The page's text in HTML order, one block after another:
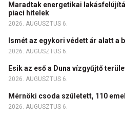
Maradtak energetikai
piaci hitelek
2026. AUGUSZTUS 6.
Ismét az egykori védett ár alatt a
2026. AUGUSZTUS 6.
Esik az eső a Duna vízgyűjtő
2026. AUGUSZTUS 6.
Mérnöki csoda született, 110
2026. AUGUSZTUS 6.